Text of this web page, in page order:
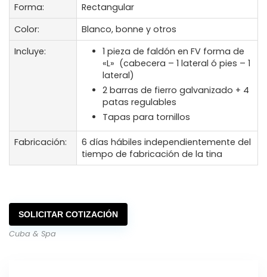
Forma:
Rectangular
Color:
Blanco, bonne y otros
Incluye:
1 pieza de faldón en FV forma de
«L» (cabecera – 1 lateral ó pies – 1
lateral)
2 barras de fierro galvanizado + 4
patas regulables
Tapas para tornillos
Fabricación:
6 días hábiles independientemente del
tiempo de fabricación de la tina
SOLICITAR COTIZACIÓN
Cuba & Spa